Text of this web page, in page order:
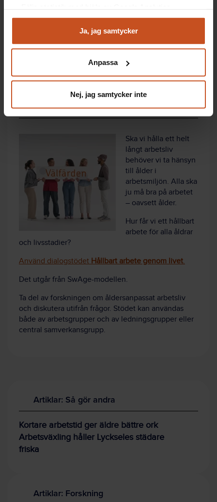
Analysera trafik för att kunna visa riktad information
Du kan när som helst återta ditt godkännande genom att
integritet@suntarbetsliv.se.
Ja, jag samtycker
Anpassa
Nej, jag samtycker inte
livet vi befinner oss)
Kognitiv (minne, förmåga att lära nytt m.m.)
SwAge-modellen här.
Ta med ålder i arbetsmiljöarbetet
Ska vi hålla ett helt
långt arbetsliv
behöver vi ta hänsyn
till ålder i
arbetsmiljön. Alla ska
ju må bra på arbetet
– oavsett ålder.
Hur får vi ett hållbart
arbete för alla åldrar
och livsstadier?
Använd dialogstödet Hållbart arbete genom livet.
Det utgår från SwAge-modellen.
Ta del av forskningen om åldersanpassat arbetsliv
och diskutera utifrån frågor. Stödet kan användas
både av arbetsgrupper och av ledningsgrupper eller
central samverkansgrupp.
Artiklar: Så gör andra
Kortare arbetstid ger äldre bättre ork
Arbetsväxling håller Lyckseles städare
friska
Artiklar: Forskning